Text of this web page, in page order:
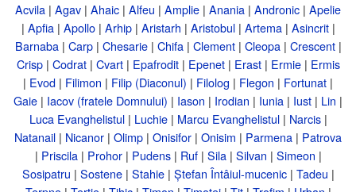
Acvila | Agav | Ahaic | Alfeu | Amplie | Anania | Andronic | Apelie
| Apfia| Apollo| Arhip| Aristarh | Aristobul| Artema| Asincrit|
Barnaba| Carp| Chesarie| Chifa| Clement| Cleopa| Crescent|
Crisp| Codrat| Cvart| Epafrodit| Epenet| Erast| Ermie| Ermis
| Evod | Filimon | Filip (Diaconul) | Filolog | Flegon | Fortunat |
Gaie | Iacov (fratele Domnului) | Iason | Irodian | Iunia | Iust | Lin |
Luca Evanghelistul| Luchie| Marcu Evanghelistul| Narcis|
Natanail | Nicanor | Olimp | Onisifor | Onisim | Parmena | Patrova
| Priscila| Prohor| Pudens| Ruf| Sila| Silvan | Simeon |
Sosipatru | Sostene| Stahie| Ștefan Întâiul-mucenic| Tadeu |